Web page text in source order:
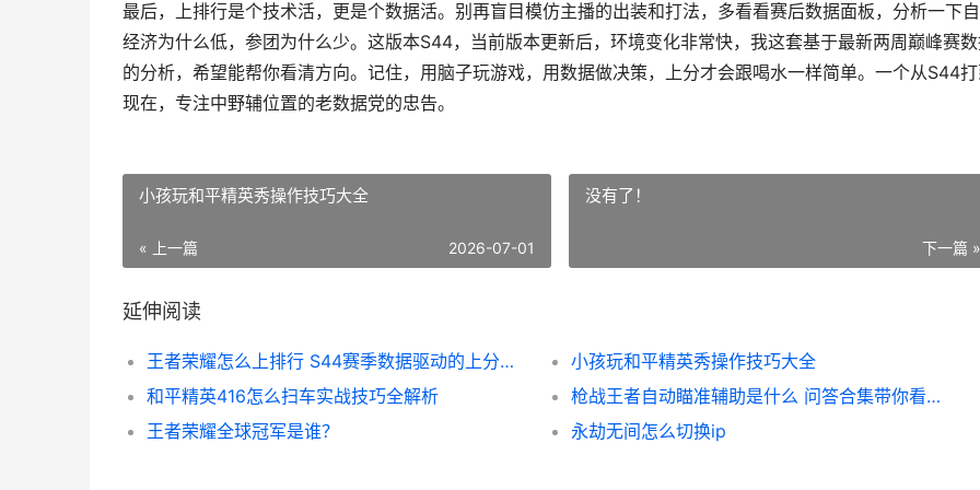
最后，上排行是个技术活，更是个数据活。别再盲目模仿主播的出装和打法，多看看赛后数据面板，分析一下
经济为什么低，参团为什么少。这版本S44，当前版本更新后，环境变化非常快，我这套基于最新两周巅峰赛
的分析，希望能帮你看清方向。记住，用脑子玩游戏，用数据做决策，上分才会跟喝水一样简单。一个从S44打
现在，专注中野辅位置的老数据党的忠告。
小孩玩和平精英秀操作技巧大全
« 上一篇 2026-07-01
没有了！
下一篇 »
延伸阅读
王者荣耀怎么上排行 S44赛季数据驱动的上分攻略
小孩玩和平精英秀操作技巧大全
和平精英416怎么扫车实战技巧全解析
枪战王者自动瞄准辅助是什么 问答合集带你看清自瞄真相与风险解析
王者荣耀全球冠军是谁？
永劫无间怎么切换ip